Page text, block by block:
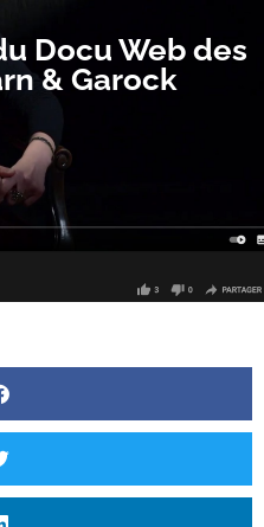
Docu Web des
& Garock